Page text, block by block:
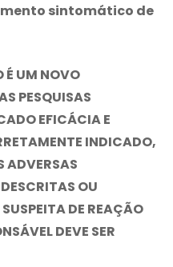
sintomático de
É UM NOVO
PESQUISAS
EFICÁCIA E
INDICADO,
ADVERSAS
OU
DE REAÇÃO
DEVE SER